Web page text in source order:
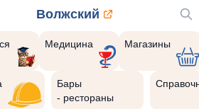
Волжский
Медицина Магазины
Бары
- рестораны
через:
343516870293